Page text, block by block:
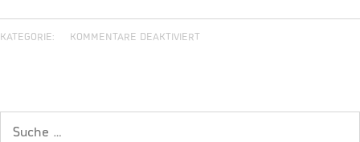
KATEGORIE: KOMMENTARE DEAKTIVIERT